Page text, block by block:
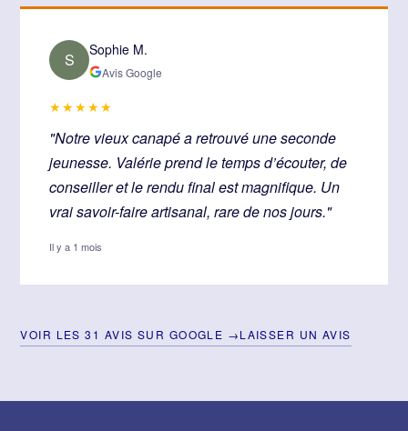
S Sophie M.
Avis Google
★★★★★
"Notre vieux canapé a retrouvé une seconde
jeunesse. Valérie prend le temps d’écouter, de
conseiller et le rendu final est magnifique. Un
vrai savoir-faire artisanal, rare de nos jours."
Il y a 1 mois
VOIR LES 31 AVIS SUR GOOGLE →LAISSER UN AVIS